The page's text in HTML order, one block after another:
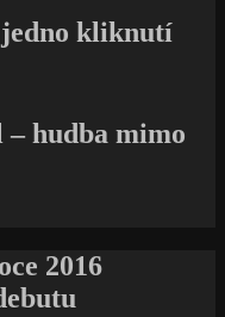
jedno kliknutí
hudba mimo
2016